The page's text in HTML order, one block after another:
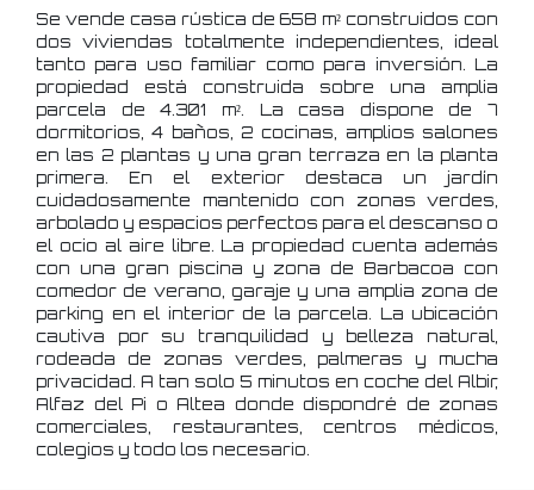
Se vende casa rústica de 658 m² construidos con
dos viviendas totalmente independientes, ideal
tanto para uso familiar como para inversión. La
propiedad está construida sobre una amplia
parcela de 4.301 m². La casa dispone de 7
dormitorios, 4 baños, 2 cocinas, amplios salones
en las 2 plantas y una gran terraza en la planta
primera. En el exterior destaca un jardín
cuidadosamente mantenido con zonas verdes,
arbolado y espacios perfectos para el descanso o
el ocio al aire libre. La propiedad cuenta además
con una gran piscina y zona de Barbacoa con
comedor de verano, garaje y una amplia zona de
parking en el interior de la parcela. La ubicación
cautiva por su tranquilidad y belleza natural,
rodeada de zonas verdes, palmeras y mucha
privacidad. A tan solo 5 minutos en coche del Albir,
Alfaz del Pi o Altea donde dispondré de zonas
comerciales, restaurantes, centros médicos,
colegios y todo los necesario.